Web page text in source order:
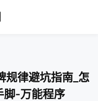
规律避坑指南_怎
脚-万能程序